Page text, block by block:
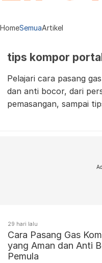
HomeSemuaArtikel
tips kompor
Pelajari cara pasang
dan anti bocor, dari
pemasangan, sampai
29 hari lalu
Cara Pasang Gas
yang Aman dan Anti
Pemula